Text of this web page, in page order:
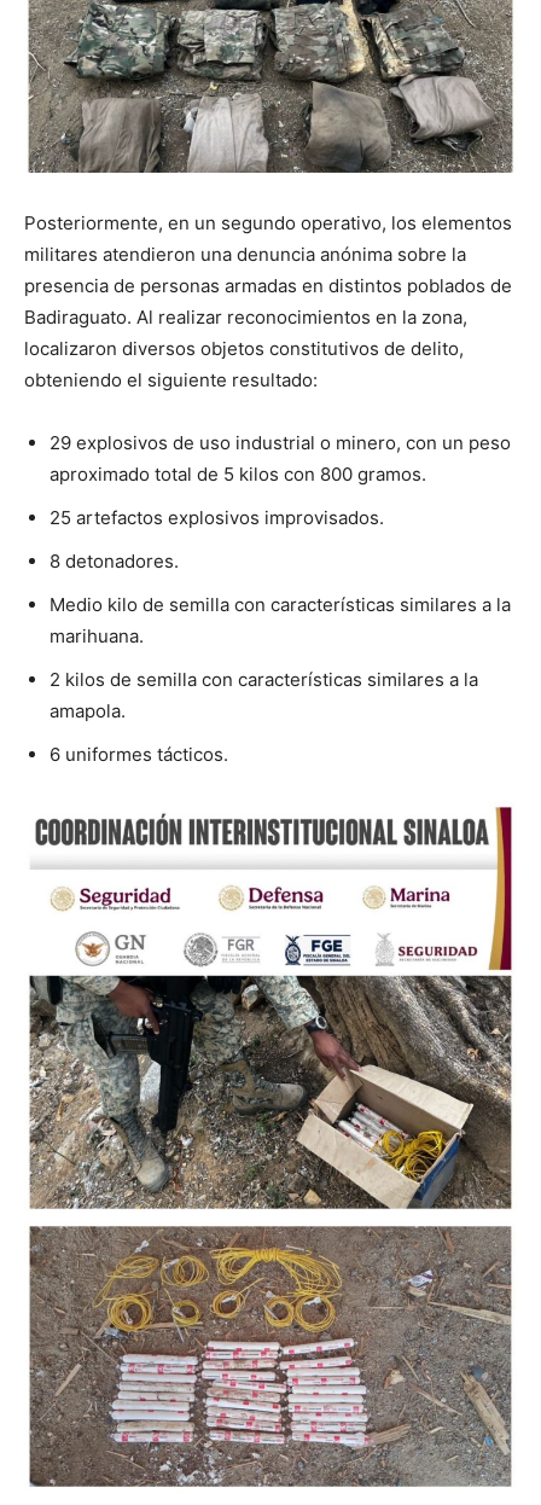
Posteriormente, en un segundo operativo, los elementos
militares atendieron una denuncia anónima sobre la
presencia de personas armadas en distintos poblados de
Badiraguato. Al realizar reconocimientos en la zona,
localizaron diversos objetos constitutivos de delito,
obteniendo el siguiente resultado:
29 explosivos de uso industrial o minero, con un peso
aproximado total de 5 kilos con 800 gramos.
25 artefactos explosivos improvisados.
8 detonadores.
Medio kilo de semilla con características similares a la
marihuana.
2 kilos de semilla con características similares a la
amapola.
6 uniformes tácticos.